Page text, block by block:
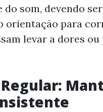
do som, devendo ser
orientação para
levar a dores ou